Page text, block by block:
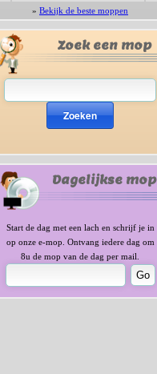
» Bekijk de beste moppen
Zoek een mop
Zoeken
Dagelijkse mop
Start de dag met een lach en schrijf je in
op onze e-mop. Ontvang iedere dag om
8u de mop van de dag per mail.